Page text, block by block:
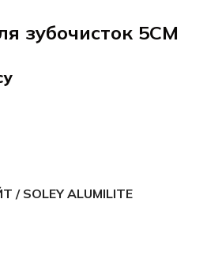
зубочисток 5CM
ALUMILITE